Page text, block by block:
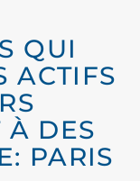
QUI
ACTIFS
À DES
PARIS